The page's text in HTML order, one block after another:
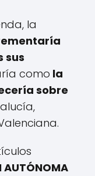
la
sus
como la
sobre
AUTÓNOMA